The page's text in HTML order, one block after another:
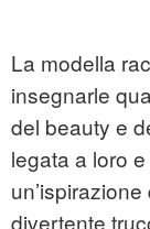
La modella
insegnarle
del beauty e
legata a loro
divertente